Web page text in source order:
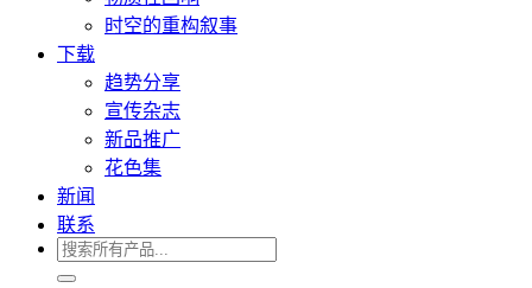
时空的重构叙事
下载
趋势分享
宣传杂志
新品推广
花色集
新闻
联系